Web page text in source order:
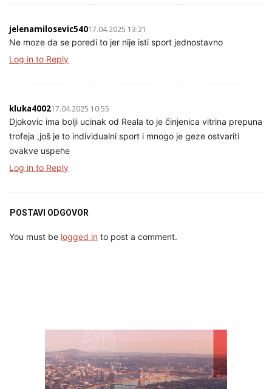
jelenamilosevic54017.04.2025 13:21
Ne moze da se poredi to jer nije isti sport jednostavno
Log in to Reply
kluka400217.04.2025 10:55
Djokovic ima bolji ucinak od Reala to je činjenica vitrina prepuna
trofeja ,još je to individualni sport i mnogo je geze ostvariti
ovakve uspehe
Log in to Reply
POSTAVI ODGOVOR
You must be logged in to post a comment.